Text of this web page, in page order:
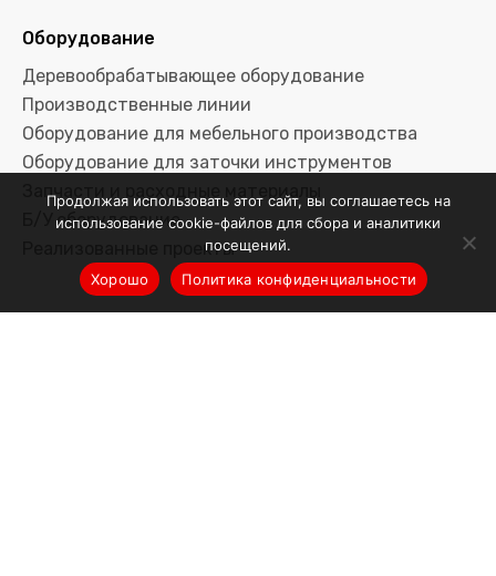
Оборудование
Деревообрабатывающее оборудование
Производственные линии
Оборудование для мебельного производства
Оборудование для заточки инструментов
Запчасти и расходные материалы
Б/У оборудование
Реализованные проекты
Продолжая использовать этот сайт, вы соглашаетесь на
использование cookie-файлов для сбора и аналитики
посещений.
Хорошо
Политика конфиденциальности